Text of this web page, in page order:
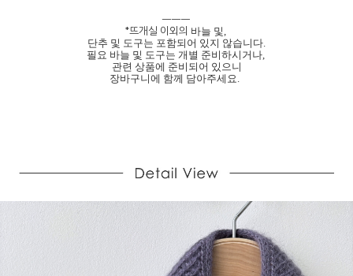
ㅡㅡㅡ
*뜨개실 이외의 바늘 및,
단추 및 도구는 포함되어 있지 않습니다.
필요 바늘 및 도구는 개별 준비하시거나,
관련 상품에 준비되어 있으니
장바구니에 함께 담아주세요.